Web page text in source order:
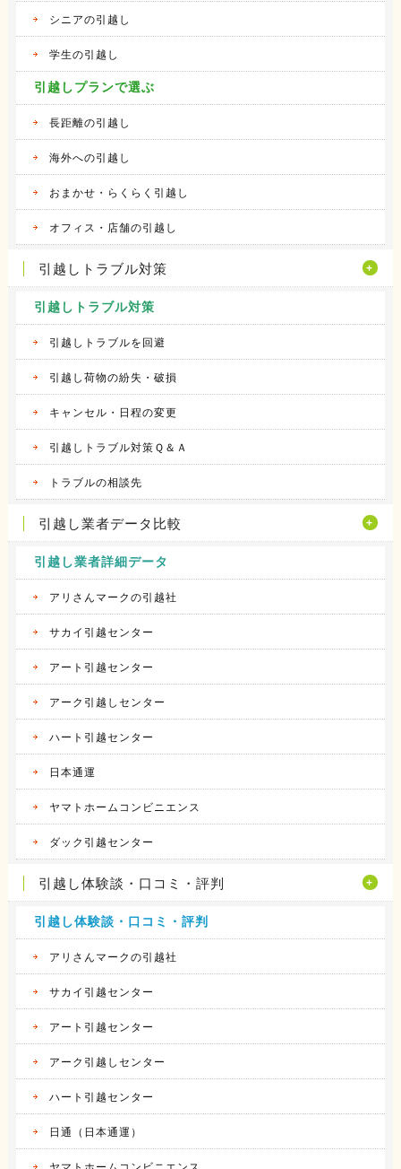
シニアの引越し
学生の引越し
引越しプランで選ぶ
長距離の引越し
海外への引越し
おまかせ・らくらく引越し
オフィス・店舗の引越し
引越しトラブル対策
引越しトラブル対策
引越しトラブルを回避
引越し荷物の紛失・破損
キャンセル・日程の変更
引越しトラブル対策Ｑ＆Ａ
トラブルの相談先
引越し業者データ比較
引越し業者詳細データ
アリさんマークの引越社
サカイ引越センター
アート引越センター
アーク引越しセンター
ハート引越センター
日本通運
ヤマトホームコンビニエンス
ダック引越センター
引越し体験談・口コミ・評判
引越し体験談・口コミ・評判
アリさんマークの引越社
サカイ引越センター
アート引越センター
アーク引越しセンター
ハート引越センター
日通（日本通運）